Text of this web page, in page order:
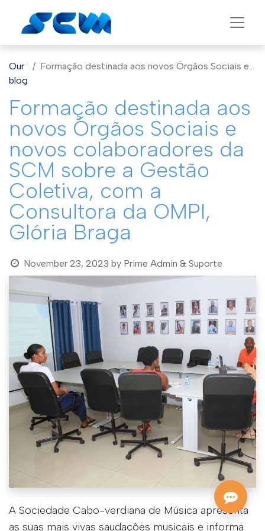
Our
blog
Formação destinada aos novos Órgãos Sociais e novos colaboradores da SCM sobre a Gestão Coletiva, com a Consultora da OMPI, Glória Braga
Formação destinada aos
novos Órgãos Sociais e
novos colaboradores da
SCM sobre a Gestão
Coletiva, com a
Consultora da OMPI,
Glória Braga
November 23, 2023 by Prime Admin & Suporte
A Sociedade Cabo-verdiana de Música apresenta
as suas mais vivas saudações musicais e informa